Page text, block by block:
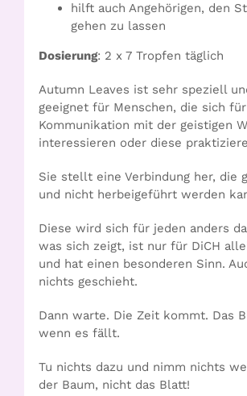
hilft auch Angehörigen, den
gehen zu lassen
Dosierung: 2 x 7 Tropfen täglich
Autumn Leaves ist sehr speziell
geeignet für Menschen, die sich
Kommunikation mit der geistigen
interessieren oder diese
Sie stellt eine Verbindung her, die
und nicht herbeigeführt werden
Diese wird sich für jeden anders
was sich zeigt, ist nur für DiCH
und hat einen besonderen Sinn.
nichts geschieht.
Dann warte. Die Zeit kommt. Das
wenn es fällt.
Tu nichts dazu und nimm nichts
der Baum, nicht das Blatt!